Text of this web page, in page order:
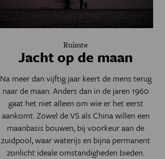
Ruimte
Jacht op de maan
Na meer dan vijftig jaar keert de mens terug
naar de maan. Anders dan in de jaren 1960
gaat het niet alleen om wie er het eerst
aankomt. Zowel de VS als China willen een
maanbasis bouwen, bij voorkeur aan de
zuidpool, waar waterijs en bijna permanent
zonlicht ideale omstandigheden bieden.